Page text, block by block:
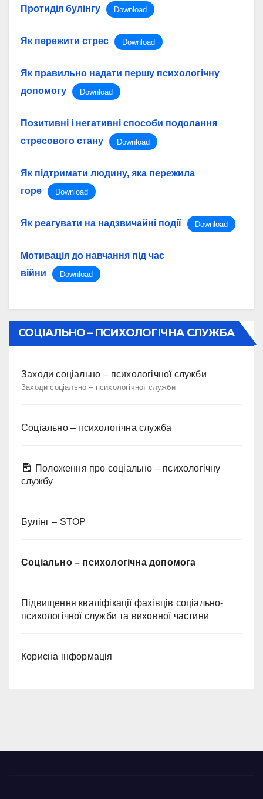
Протидія булінгу Download
Як пережити стрес Download
Як правильно надати першу психологічну
допомогу
Download
Позитивні і негативні способи подолання
стресового стану
Download
Як підтримати людину, яка пережила
горе
Download
Як реагувати на надзвичайні події Download
Мотивація до навчання під час
війни
Download
СОЦІАЛЬНО – ПСИХОЛОГІЧНА СЛУЖБА
Заходи соціально – психологічної служби
Заходи соціально – психологічної служби
Соціально – психологічна служба
Положення про соціально – психологічну
службу
Булінг – STOP
Соціально – психологічна допомога
Підвищення кваліфікації фахівців соціально-
психологічної служби та виховної частини
Корисна інформація